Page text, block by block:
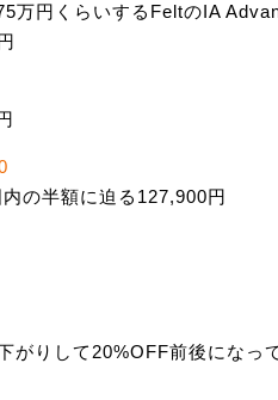
万円くらいするFeltのIA
の半額に迫る127,900円
がりして20%OFF前後になっ